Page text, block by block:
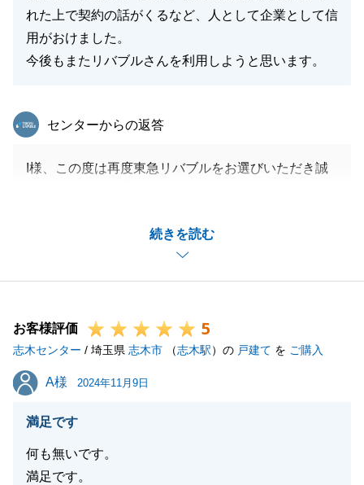
れた上で契約の話がくるなど、人として企業として信
用がおけました。
今後もまたリバブルさんを利用しようと思います。
続きを読む
東急リバブル
センターからの返答
I様、この度は再度東急リバブルをお選びいただき誠
おりましたので、販売開始時には身の引き締まる思い
取引上今回はI様のご協力を要する部分がいくつかご
り、トラブルなくスムーズにお取引が完了し安堵して
おります。
この場を借りて改めて御礼を申しあげます。
ありがとうございました。
今後、I様のご友人、知人、ご親族等で不動産売買を
ルをご紹介いただけますと幸甚です。
お客様評価 5
志木センター / 埼玉県 志木市 （志木駅）の 戸建て を ご購入
A様
A様 2024年11月9日
満足です
何も無いです。
満足です。